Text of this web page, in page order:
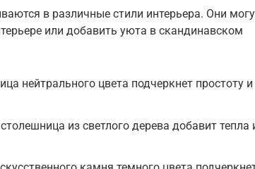
в различные стили интерьера. Они
или добавить уюта в скандинавском
нейтрального цвета подчеркнет простоту и
из светлого дерева добавит тепла